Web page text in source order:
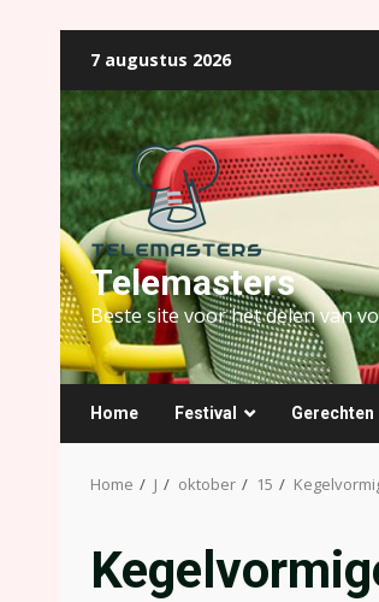
naar
de
inhoud
7 augustus 2026
Telemasters
Beste site voor het delen van
Home Festival Gerechten
Home J oktober 15